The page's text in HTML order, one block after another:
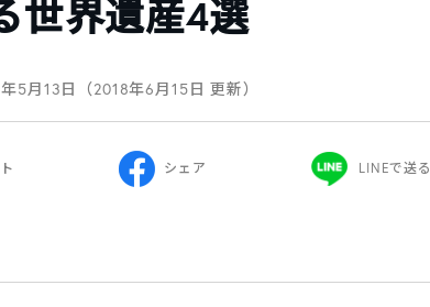
世界遺産4選
年5月13日（2018年6月15日 更新）
シェア LINEで送る